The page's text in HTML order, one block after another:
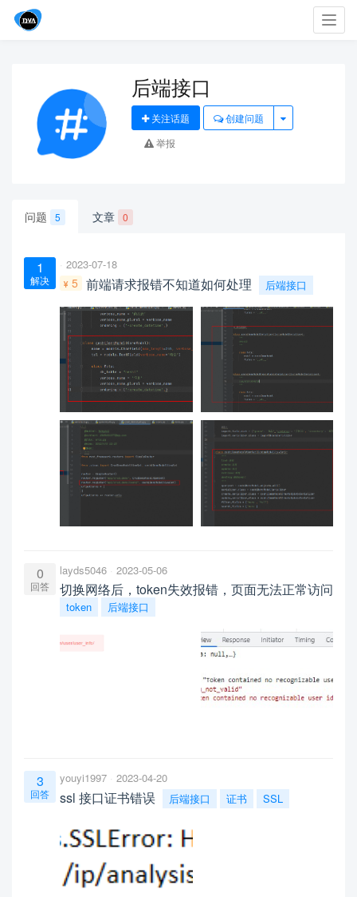
后端接口
关注话题
创建问题
举报
问题 5 文章 0
1
解决
2023-07-18
5 前端请求报错不知道如何处理 后端接口
0
回答
layds5046 2023-05-06
切换网络后，token失效报错，页面无法正常访问
token 后端接口
3
回答
youyi1997 2023-04-20
ssl 接口证书错误 后端接口 证书 SSL